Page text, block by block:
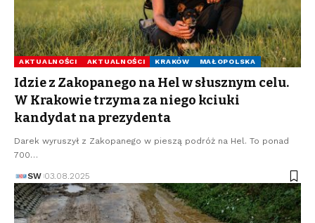
AKTUALNOŚCI AKTUALNOŚCI KRAKÓW MAŁOPOLSKA
Idzie z Zakopanego na Hel w słusznym celu.
W Krakowie trzyma za niego kciuki
kandydat na prezydenta
Darek wyruszył z Zakopanego w pieszą podróż na Hel. To ponad
700…
SW 03.08.2025